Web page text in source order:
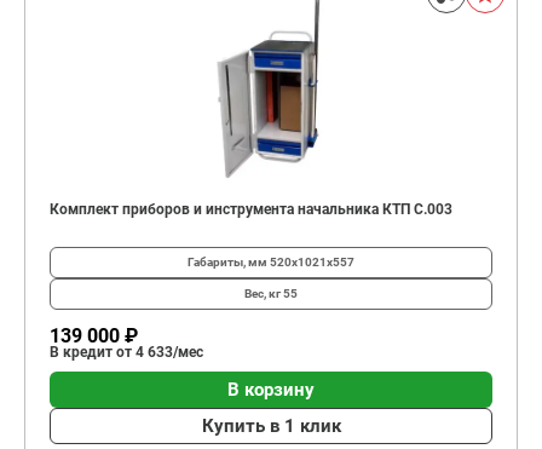
Комплект приборов и инструмента начальника КТП C.003
Габариты, мм 520х1021х557
Вес, кг55
139 000 ₽
В кредит от 4 633/мес
В корзину
Купить в 1 клик